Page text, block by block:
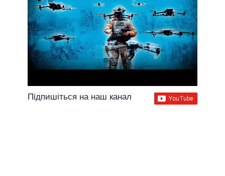
Підпишіться на наш канал